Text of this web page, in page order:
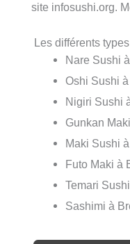
site infosushi.org.
Les différents
Nare Sushi
Oshi Sushi
Nigiri Sushi
Gunkan
Maki Sushi
Futo Maki à
Temari
Sashimi à